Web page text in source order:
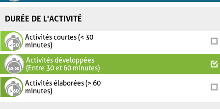
DURÉE DE L'ACTIVITÉ
Activités courtes (< 30
minutes)
Activités développées
(Entre 30 et 60 minutes)
Activités élaborées (> 60
minutes)